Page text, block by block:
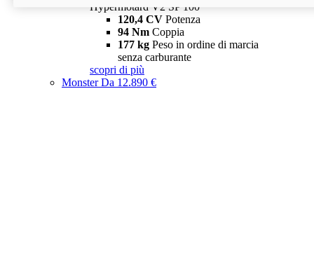
Hypermotard V2 SP 100
120,4 CV Potenza
94 Nm Coppia
177 kg Peso in ordine di marcia
senza carburante
scopri di più
MonsterDa 12.890 €